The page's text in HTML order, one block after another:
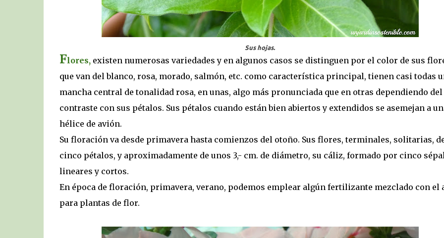
Sus hojas.
Flores,existen numerosas variedades y en algunos casos se distinguen por el color de sus
que van del blanco, rosa, morado, salmón, etc. como característica principal, tienen casi todas
mancha central de tonalidad rosa, en unas, algo más pronunciada que en otras dependiendo del
contraste con sus pétalos. Sus pétalos cuando están bien abiertos y extendidos se asemejan a
hélice de avión.
Su floración va desde primavera hasta comienzos del otoño. Sus flores, terminales, solitarias,
cinco pétalos, y aproximadamente de unos 3,- cm. de diámetro, su cáliz, formado por cinco
lineares y cortos.
En época de floración, primavera, verano, podemos emplear algún fertilizante mezclado con el
para plantas de flor.